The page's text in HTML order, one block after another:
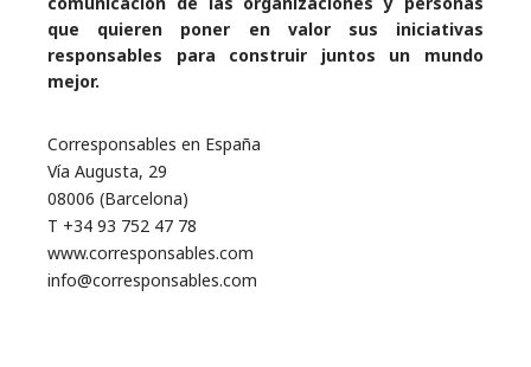
que quieren poner en valor sus iniciativas
responsables para construir juntos un mundo
mejor.
Corresponsables en España
Vía Augusta, 29
08006 (Barcelona)
T +34 93 752 47 78
www.corresponsables.com
info@corresponsables.com